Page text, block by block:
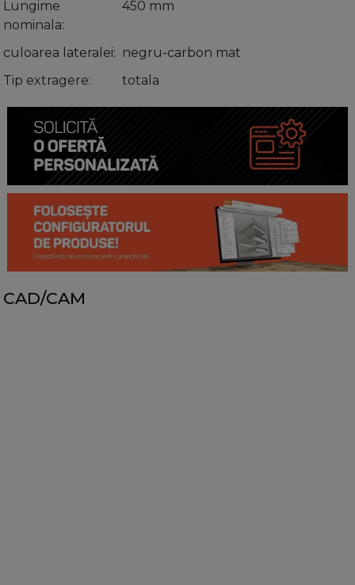
Lungime
nominala
450 mm
culoarea lateralei
negru-carbon mat
Tip extragere
totala
CAD/CAM